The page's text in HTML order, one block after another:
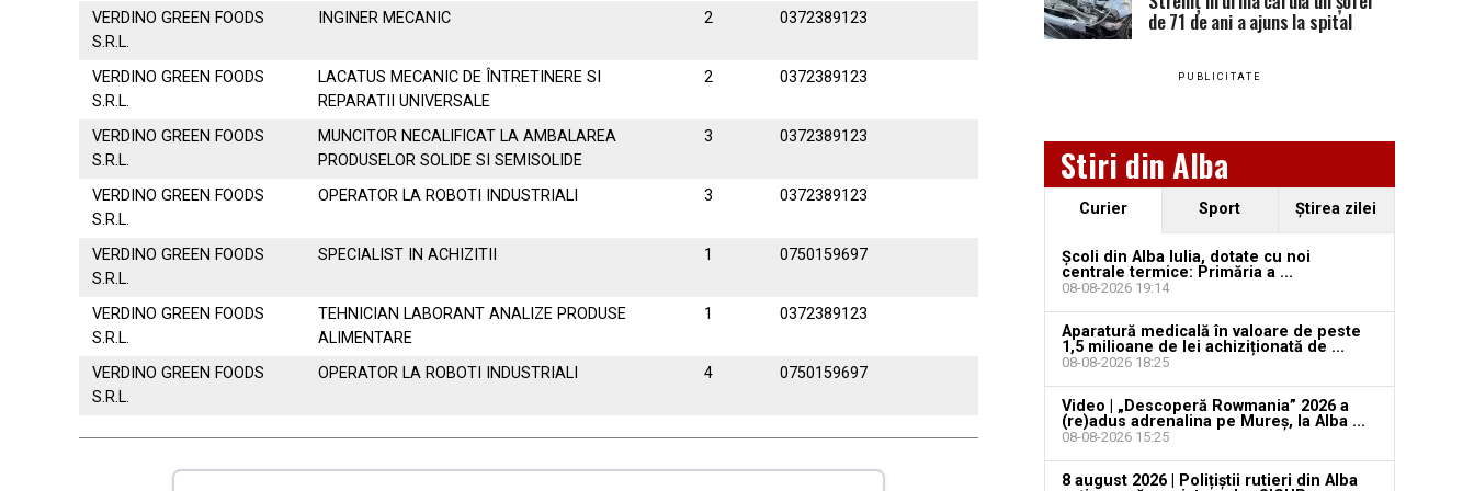
VERDINO GREEN FOODS
S.R.L.
INGINER MECANIC 2 0372389123
VERDINO GREEN FOODS
S.R.L.
LACATUS MECANIC DE ÎNTRETINERE SI
REPARATII UNIVERSALE
2 0372389123
VERDINO GREEN FOODS
S.R.L.
MUNCITOR NECALIFICAT LA AMBALAREA
PRODUSELOR SOLIDE SI SEMISOLIDE
3 0372389123
VERDINO GREEN FOODS
S.R.L.
OPERATOR LA ROBOTI INDUSTRIALI 3 0372389123
VERDINO GREEN FOODS
S.R.L.
SPECIALIST IN ACHIZITII 1 0750159697
VERDINO GREEN FOODS
S.R.L.
TEHNICIAN LABORANT ANALIZE PRODUSE
ALIMENTARE
1 0372389123
VERDINO GREEN FOODS
S.R.L.
OPERATOR LA ROBOTI INDUSTRIALI 4 0750159697
de 71 de ani a ajuns la spital
PUBLICITATE
Stiri din Alba
Curier Sport Ştirea zilei
Școli din Alba Iulia, dotate cu noi
centrale termice: Primăria a ...
08-08-2026 19:14
Aparatură medicală în valoare de peste
1,5 milioane de lei achiziționată de ...
08-08-2026 18:25
Video | „Descoperă Rowmania” 2026 a
(re)adus adrenalina pe Mureș, la Alba ...
08-08-2026 15:25
8 august 2026 | Polițiștii rutieri din Alba